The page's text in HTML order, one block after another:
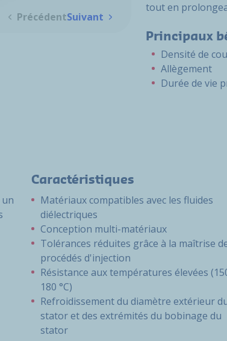
PrécédentSuivant
tout en
Principaux
Densité de
Allègement
Durée de vie
Caractéristiques
Matériaux compatibles avec les fluides
diélectriques
Conception multi-matériaux
Tolérances réduites grâce à la maîtrise
procédés d'injection
Résistance aux températures élevées
180 °C)
Refroidissement du diamètre extérieur
stator et des extrémités du bobinage du
stator